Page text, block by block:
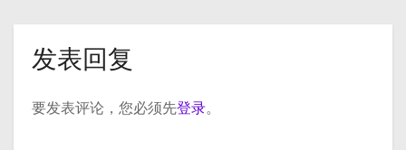
发表回复
要发表评论，您必须先登录。